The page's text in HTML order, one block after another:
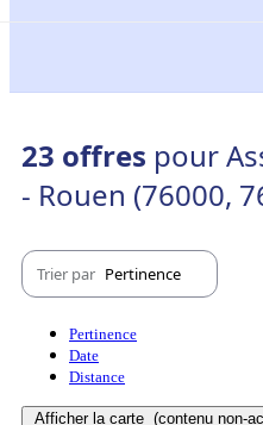
23 offres pour
- Rouen (76000,
Trier par Pertinence
Pertinence
Date
Distance
Afficher la carte (contenu non-